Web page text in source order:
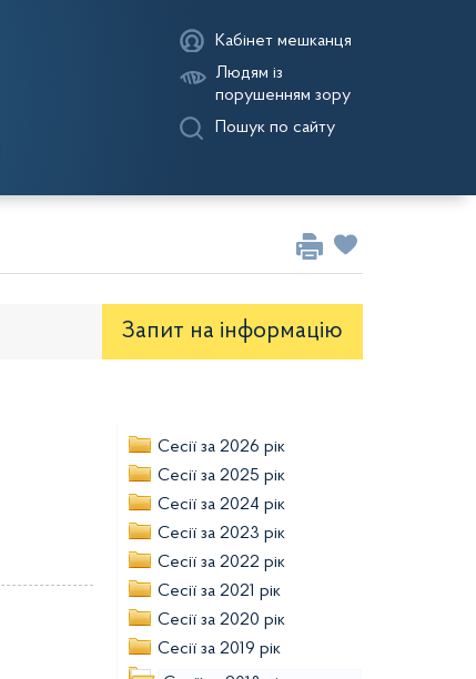
Кабінет мешканця
Людям із
порушенням зору
Пошук по сайту
Запит на iнформацію
Сесії за 2026 рік
Сесії за 2025 рік
Сесії за 2024 рік
Сесії за 2023 рік
Сесії за 2022 рік
Сесії за 2021 рік
Сесії за 2020 рік
Сесії за 2019 рік